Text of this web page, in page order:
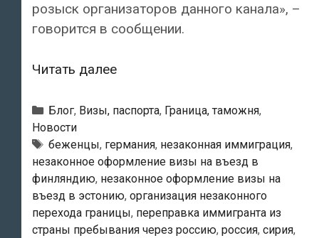
розыск организаторов данного канала», –
говорится в сообщении.
Читать далееСирийцы
перебираются
Эстонию
и
Финляндию
через
Россию
Рубрики
Блог, Визы, паспорта, Граница, таможня,
Новости
Метки
беженцы, германия, незаконная иммиграция,
незаконное оформление визы на въезд в
финляндию, незаконное оформление визы на
въезд в эстонию, организация незаконного
перехода границы, переправка иммигранта из
страны пребывания через россию, россия, сирия,